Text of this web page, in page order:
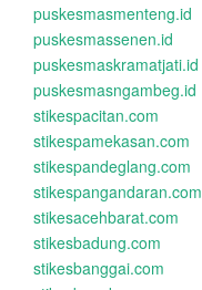
puskesmasmenteng.id
puskesmassenen.id
puskesmaskramatjati.id
puskesmasngambeg.id
stikespacitan.com
stikespamekasan.com
stikespandeglang.com
stikespangandaran.com
stikesacehbarat.com
stikesbadung.com
stikesbanggai.com